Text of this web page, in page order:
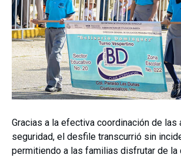
Gracias a la efectiva coordinación de las
seguridad, el desfile transcurrió sin
permitiendo a las familias disfrutar de la